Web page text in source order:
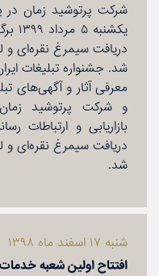
شركت پرتوشید زمان در
دریافت سیمرغ نقره‌ای و
شد. جشنواره تبلیغات
و شركت پرتوشید
بازاریابی و
دریافت سیمرغ نقره‌ای و
شد.
شنبه ۱۷ اسفند ماه ۱۳۹۸
افتتاح اولین شعبه